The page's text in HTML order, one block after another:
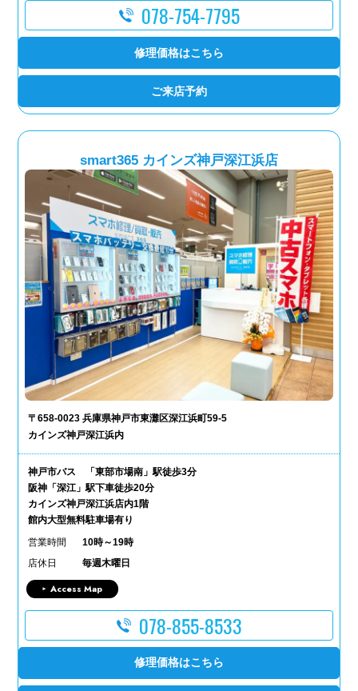
078-754-7795
修理価格はこちら
ご来店予約
smart365 カインズ神戸深江浜店
〒658-0023 兵庫県神戸市東灘区深江浜町59-5
カインズ神戸深江浜内
神戸市バス 「東部市場南」駅徒歩3分
阪神「深江」駅下車徒歩20分
カインズ神戸深江浜店内1階
館内大型無料駐車場有り
営業時間
10時～19時
店休日
毎週木曜日
Access Map
078-855-8533
修理価格はこちら